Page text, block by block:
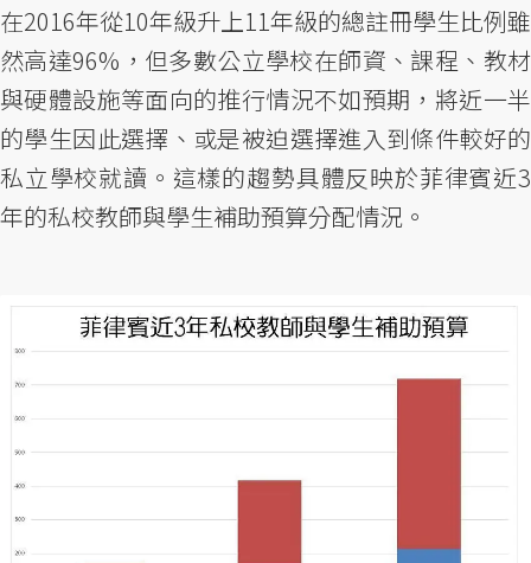
在2016年從10年級升上11年級的總註冊學生比例雖
然高達96%，但多數公立學校在師資、課程、教材
與硬體設施等面向的推行情況不如預期，將近一半
的學生因此選擇、或是被迫選擇進入到條件較好的
私立學校就讀。這樣的趨勢具體反映於菲律賓近3
年的私校教師與學生補助預算分配情況。